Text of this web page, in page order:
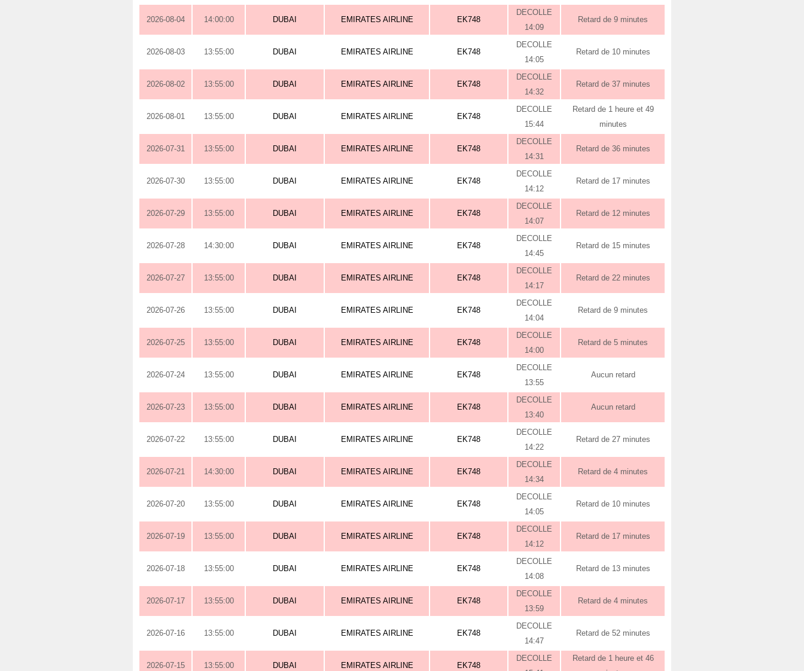
2026-08-04 14:00:00 DUBAI EMIRATES AIRLINE EK748
DECOLLE
14:09
Retard de 9 minutes
2026-08-03 13:55:00 DUBAI EMIRATES AIRLINE EK748
DECOLLE
14:05
Retard de 10 minutes
2026-08-02 13:55:00 DUBAI EMIRATES AIRLINE EK748
DECOLLE
14:32
Retard de 37 minutes
2026-08-01 13:55:00 DUBAI EMIRATES AIRLINE EK748
DECOLLE
15:44
Retard de 1 heure et 49
minutes
2026-07-31 13:55:00 DUBAI EMIRATES AIRLINE EK748
DECOLLE
14:31
Retard de 36 minutes
2026-07-30 13:55:00 DUBAI EMIRATES AIRLINE EK748
DECOLLE
14:12
Retard de 17 minutes
2026-07-29 13:55:00 DUBAI EMIRATES AIRLINE EK748
DECOLLE
14:07
Retard de 12 minutes
2026-07-28 14:30:00 DUBAI EMIRATES AIRLINE EK748
DECOLLE
14:45
Retard de 15 minutes
2026-07-27 13:55:00 DUBAI EMIRATES AIRLINE EK748
DECOLLE
14:17
Retard de 22 minutes
2026-07-26 13:55:00 DUBAI EMIRATES AIRLINE EK748
DECOLLE
14:04
Retard de 9 minutes
2026-07-25 13:55:00 DUBAI EMIRATES AIRLINE EK748
DECOLLE
14:00
Retard de 5 minutes
2026-07-24 13:55:00 DUBAI EMIRATES AIRLINE EK748
DECOLLE
13:55
Aucun retard
2026-07-23 13:55:00 DUBAI EMIRATES AIRLINE EK748
DECOLLE
13:40
Aucun retard
2026-07-22 13:55:00 DUBAI EMIRATES AIRLINE EK748
DECOLLE
14:22
Retard de 27 minutes
2026-07-21 14:30:00 DUBAI EMIRATES AIRLINE EK748
DECOLLE
14:34
Retard de 4 minutes
2026-07-20 13:55:00 DUBAI EMIRATES AIRLINE EK748
DECOLLE
14:05
Retard de 10 minutes
2026-07-19 13:55:00 DUBAI EMIRATES AIRLINE EK748
DECOLLE
14:12
Retard de 17 minutes
2026-07-18 13:55:00 DUBAI EMIRATES AIRLINE EK748
DECOLLE
14:08
Retard de 13 minutes
2026-07-17 13:55:00 DUBAI EMIRATES AIRLINE EK748
DECOLLE
13:59
Retard de 4 minutes
2026-07-16 13:55:00 DUBAI EMIRATES AIRLINE EK748
DECOLLE
14:47
Retard de 52 minutes
2026-07-15 13:55:00 DUBAI EMIRATES AIRLINE EK748
DECOLLE
Retard de 1 heure et 46